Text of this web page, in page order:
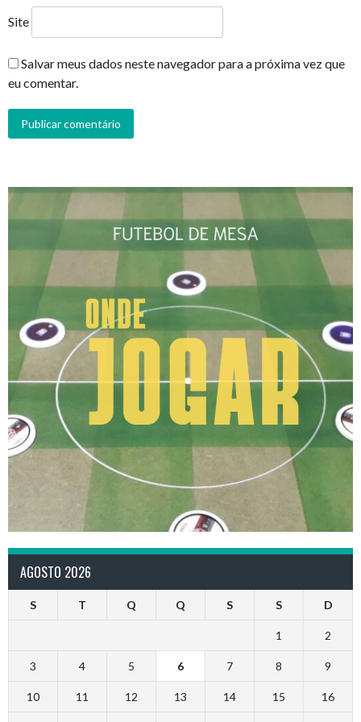
Site
Salvar meus dados neste navegador para a próxima vez que
eu comentar.
AGOSTO 2026
S T Q Q S S D
1 2
3 4 5 6 7 8 9
10 11 12 13 14 15 16